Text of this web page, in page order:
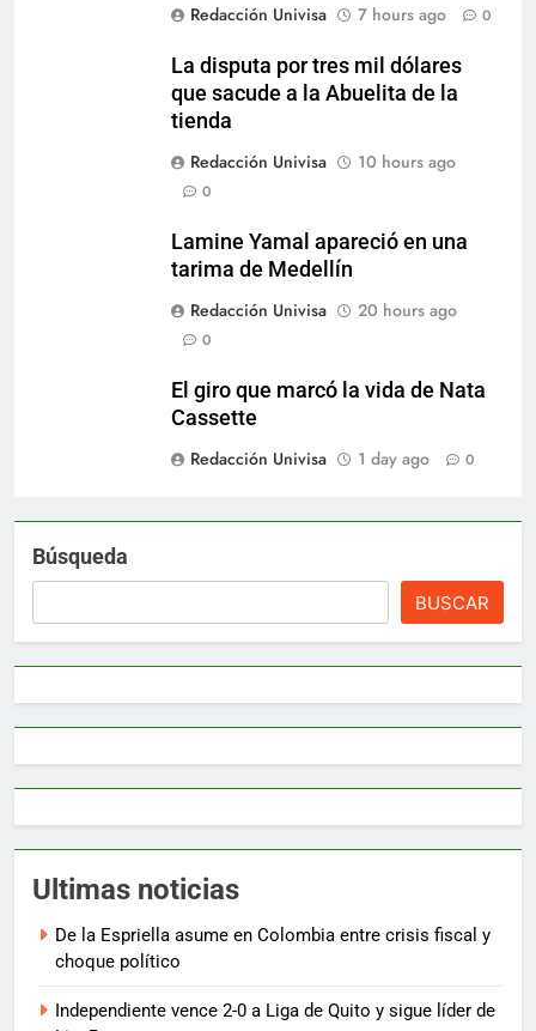
Redacción Univisa
7 hours ago 0
La disputa por tres mil dólares
que sacude a la Abuelita de la
tienda
Redacción Univisa
10 hours ago
0
Lamine Yamal apareció en una
tarima de Medellín
Redacción Univisa
20 hours ago
0
El giro que marcó la vida de Nata
Cassette
Redacción Univisa
1 day ago 0
Búsqueda
BUSCAR
Ultimas noticias
De la Espriella asume en Colombia entre crisis fiscal y
choque político
Independiente vence 2-0 a Liga de Quito y sigue líder de